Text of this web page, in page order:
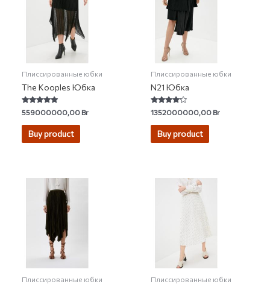
Плиссированные юбки
The Kooples Юбка
Rated
4.75
out of 5
559000000,00Br
Buy product
Плиссированные юбки
N21 Юбка
Rated
4.00
out of 5
1352000000,00Br
Buy product
Плиссированные юбки Плиссированные юбки